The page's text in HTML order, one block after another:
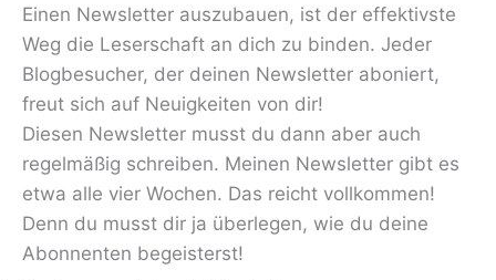
Einen Newsletter auszubauen, ist der effektivste
Weg die Leserschaft an dich zu binden. Jeder
Blogbesucher, der deinen Newsletter aboniert,
freut sich auf Neuigkeiten von dir!
Diesen Newsletter musst du dann aber auch
regelmäßig schreiben. Meinen Newsletter gibt es
etwa alle vier Wochen. Das reicht vollkommen!
Denn du musst dir ja überlegen, wie du deine
Abonnenten begeisterst!